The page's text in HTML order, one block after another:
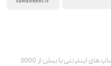
پت استور به عنوان یکی از قدیمی‌ترین پت شاپ های اینترنتی با بیش از 3000